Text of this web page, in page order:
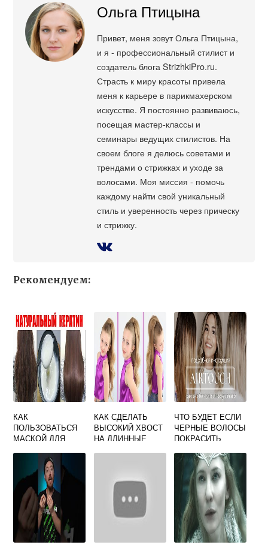
Ольга Птицына
Привет, меня зовут Ольга Птицына,
и я - профессиональный стилист и
создатель блога StrizhkiPro.ru.
Страсть к миру красоты привела
меня к карьере в парикмахерском
искусстве. Я постоянно развиваюсь,
посещая мастер-классы и
семинары ведущих стилистов. На
своем блоге я делюсь советами и
трендами о стрижках и уходе за
волосами. Моя миссия - помочь
каждому найти свой уникальный
стиль и уверенность через прическу
и стрижку.
Рекомендуем:
КАК
ПОЛЬЗОВАТЬСЯ
МАСКОЙ ДЛЯ
КЕРАТИНОМ
КАК СДЕЛАТЬ
ВЫСОКИЙ ХВОСТ
НА ДЛИННЫЕ
ЧТО БУДЕТ ЕСЛИ
ЧЕРНЫЕ ВОЛОСЫ
ПОКРАСИТЬ
КРАСКОЙ